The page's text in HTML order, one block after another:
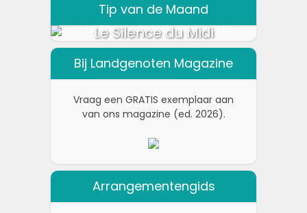
Tip van de Maand
Le Silence du Midi
Bij Landgenoten Magazine
Vraag een GRATIS exemplaar aan
van ons magazine (ed. 2026).
Arrangementengids